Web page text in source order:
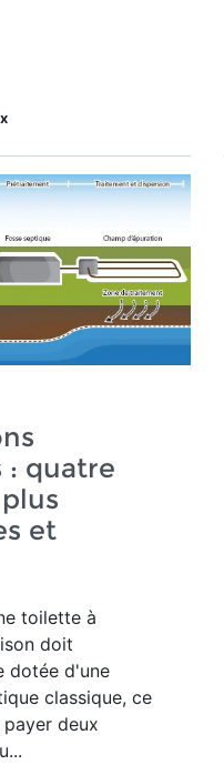
: quatre
et
toilette à
doit
dotée d'une
classique, ce
deux